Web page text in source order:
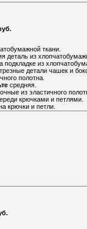
ткани.
деталь из
подкладке из
детали чашек и
полотна.
средняя.
из эластичного
крючками и петлями.
крючки и петли.